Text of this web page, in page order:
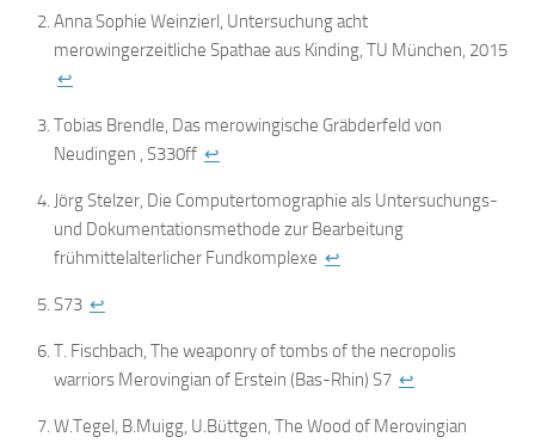
Anna Sophie Weinzierl, Untersuchung acht
merowingerzeitliche Spathae aus Kinding, TU München, 2015
↩
Tobias Brendle, Das merowingische Gräbderfeld von
Neudingen , S330ff ↩
Jörg Stelzer, Die Computertomographie als Untersuchungs-
und Dokumentationsmethode zur Bearbeitung
frühmittelalterlicher Fundkomplexe ↩
S73 ↩
T. Fischbach, The weaponry of tombs of the necropolis
warriors Merovingian of Erstein (Bas-Rhin) S7 ↩
W.Tegel, B.Muigg, U.Büttgen, The Wood of Merovingian